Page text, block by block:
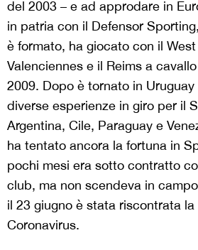
del 2003 – e ad approdare in
in patria con il Defensor
è formato, ha giocato con il
Valenciennes e il Reims a
2009. Dopo è tornato in
diverse esperienze in giro per il
Argentina, Cile, Paraguay e
ha tentato ancora la fortuna in
pochi mesi era sotto contratto
club, ma non scendeva in
il 23 giugno è stata riscontrata
Coronavirus.